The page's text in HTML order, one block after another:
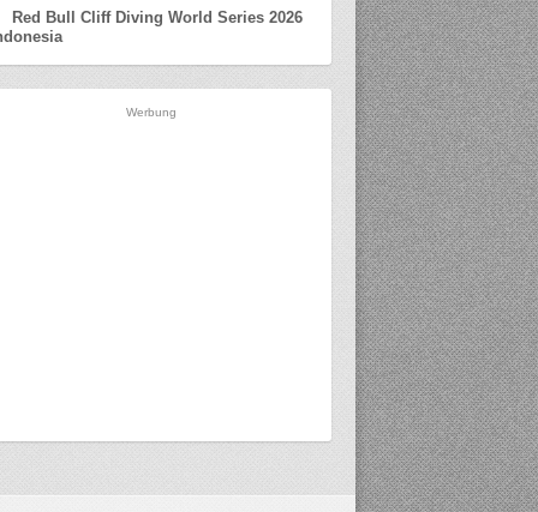
Red Bull Cliff Diving World Series 2026
Werbung